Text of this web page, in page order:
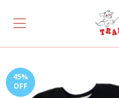
45%
OFF